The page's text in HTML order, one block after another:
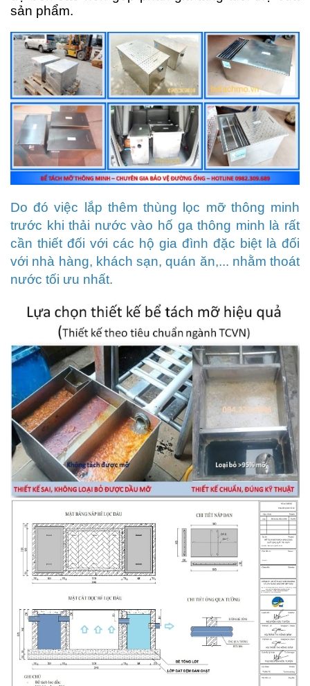
sản phẩm.
Do đó việc lắp thêm thùng lọc mỡ thông minh
trước khi thải nước vào hố ga thông minh là rất
cần thiết đối với các hộ gia đình đặc biệt là đối
với nhà hàng, khách sạn, quán ăn,... nhằm thoát
nước tối ưu nhất.